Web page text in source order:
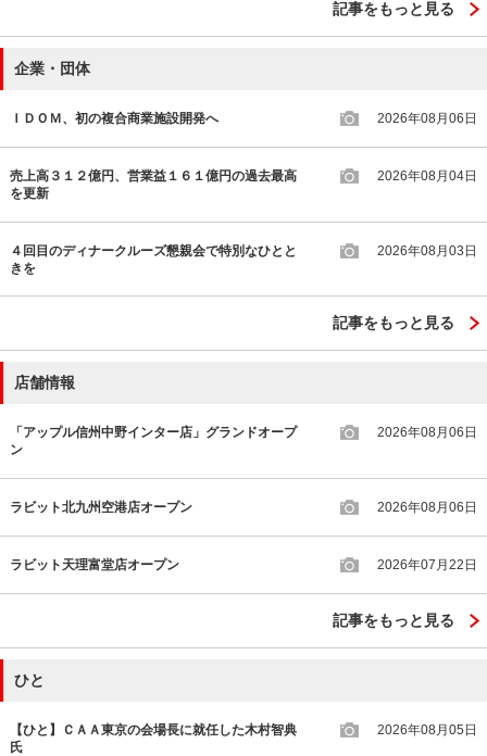
記事をもっと見る
企業・団体
ＩＤＯＭ、初の複合商業施設開発へ 2026年08月06日
売上高３１２億円、営業益１６１億円の過去最高
を更新
2026年08月04日
４回目のディナークルーズ懇親会で特別なひとと
きを
2026年08月03日
記事をもっと見る
店舗情報
「アップル信州中野インター店」グランドオープ
ン
2026年08月06日
ラビット北九州空港店オープン 2026年08月06日
ラビット天理富堂店オープン 2026年07月22日
記事をもっと見る
ひと
【ひと】ＣＡＡ東京の会場長に就任した木村智典
氏
2026年08月05日